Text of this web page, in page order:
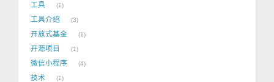
工具 1
工具介绍 3
开放式基金 1
开源项目 1
微信小程序 4
技术 1